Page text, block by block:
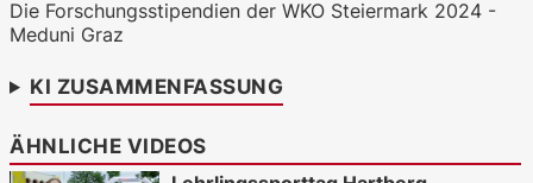
Die Forschungsstipendien der WKO Steiermark 2024 -
Meduni Graz
KI ZUSAMMENFASSUNG
ÄHNLICHE VIDEOS